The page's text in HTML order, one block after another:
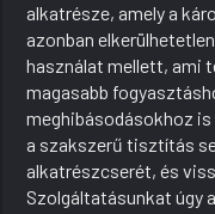
alkatrésze, amely a
azonban
használat mellett, ami
magasabb
meghibásodásokhoz
a szakszerű tisztítás
alkatrészcserét, és
Szolgáltatásunkat úgy